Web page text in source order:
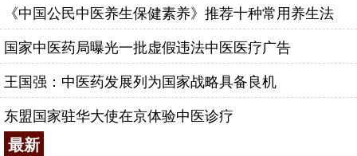
《中国公民中医养生保健素养》推荐十种常用养生法
国家中医药局曝光一批虚假违法中医医疗广告
王国强：中医药发展列为国家战略具备良机
东盟国家驻华大使在京体验中医诊疗
最新